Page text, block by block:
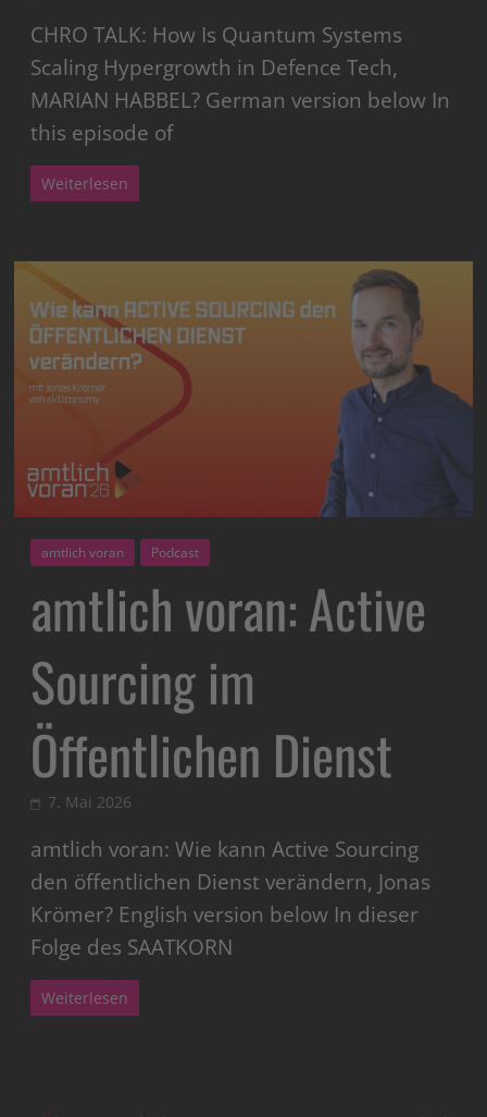
CHRO TALK: How Is Quantum Systems
Scaling Hypergrowth in Defence Tech,
MARIAN HABBEL? German version below In
this episode of
Weiterlesen
amtlich voran Podcast
amtlich voran: Active
Sourcing im
Öffentlichen Dienst
7. Mai 2026
amtlich voran: Wie kann Active Sourcing
den öffentlichen Dienst verändern, Jonas
Krömer? English version below In dieser
Folge des SAATKORN
Weiterlesen